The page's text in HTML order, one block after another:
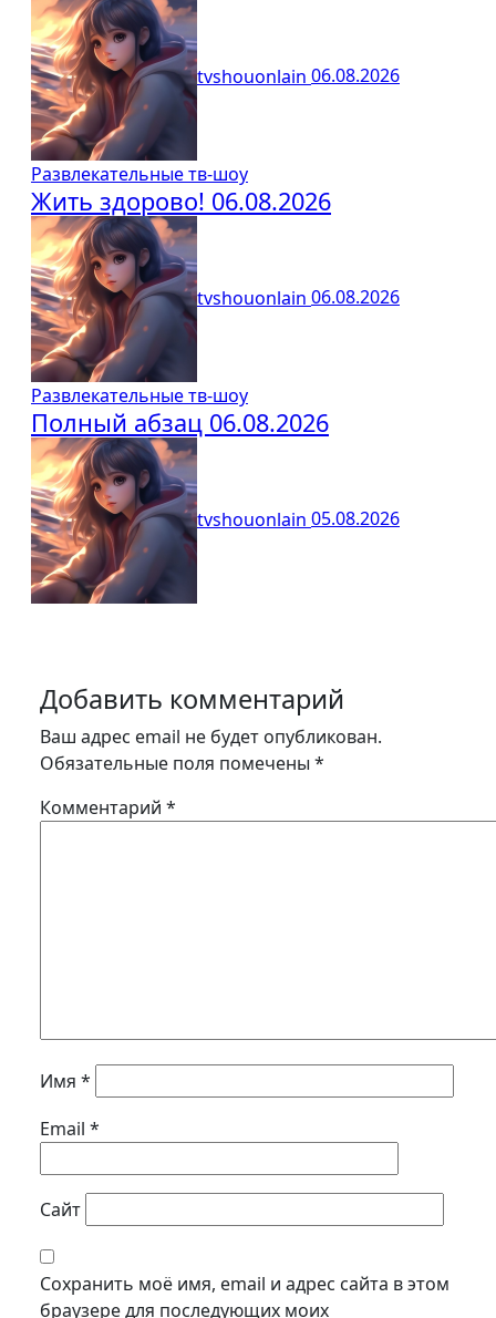
tvshouonlain 06.08.2026
Развлекательные тв-шоу
Жить здорово! 06.08.2026
tvshouonlain 06.08.2026
Развлекательные тв-шоу
Полный абзац 06.08.2026
tvshouonlain 05.08.2026
Добавить комментарий
Ваш адрес email не будет опубликован.
Обязательные поля помечены *
Комментарий *
Имя *
Email *
Сайт
Сохранить моё имя, email и адрес сайта в этом
браузере для последующих моих